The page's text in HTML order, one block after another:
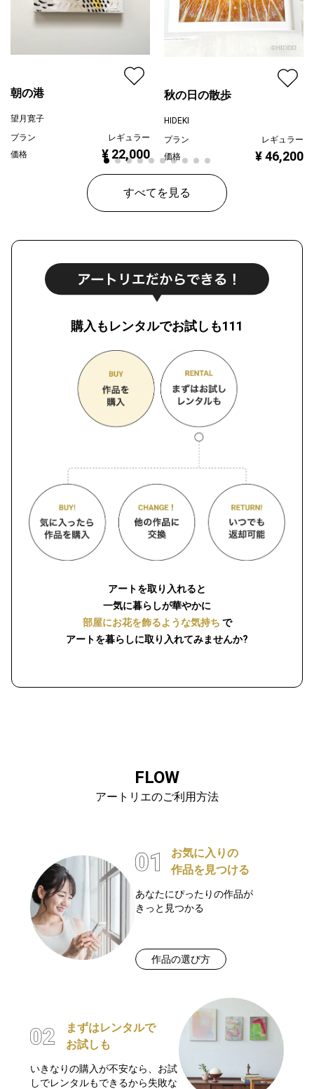
朝の港
望月寛子
プラン
レギュラー
価格
¥ 22,000
秋の日の散歩
HIDEKI
プラン
レギュラー
価格
¥ 46,200
すべてを見る
購入もレンタルでお試しも111
アートを取り入れると
一気に暮らしが華やかに
部屋にお花を飾るような気持ち で
アートを暮らしに取り入れてみませんか?
FLOW
アートリエのご利用方法
お気に入りの
作品を見つける
あなたにぴったりの作品が
きっと見つかる
作品の選び方
まずはレンタルで
お試しも
いきなりの購入が不安なら、お試
しでレンタルもできるから失敗な